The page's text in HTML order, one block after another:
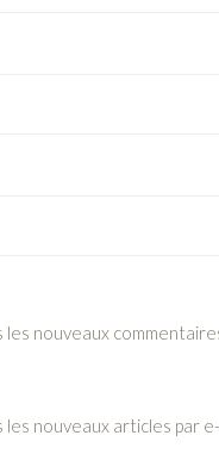
nouveaux
nouveaux articles par